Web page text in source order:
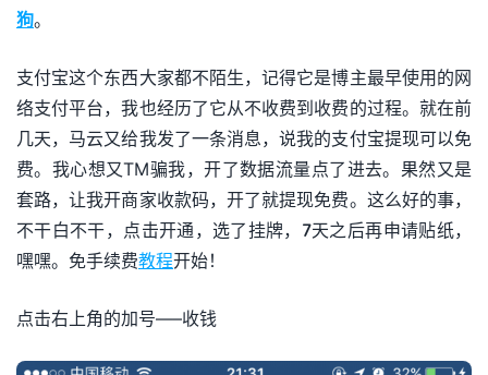
狗。
支付宝这个东西大家都不陌生，记得它是博主最早使用的网
络支付平台，我也经历了它从不收费到收费的过程。就在前
几天，马云又给我发了一条消息，说我的支付宝提现可以免
费。我心想又TM骗我，开了数据流量点了进去。果然又是
套路，让我开商家收款码，开了就提现免费。这么好的事，
不干白不干，点击开通，选了挂牌，7天之后再申请贴纸，
嘿嘿。免手续费教程开始！
点击右上角的加号—–收钱